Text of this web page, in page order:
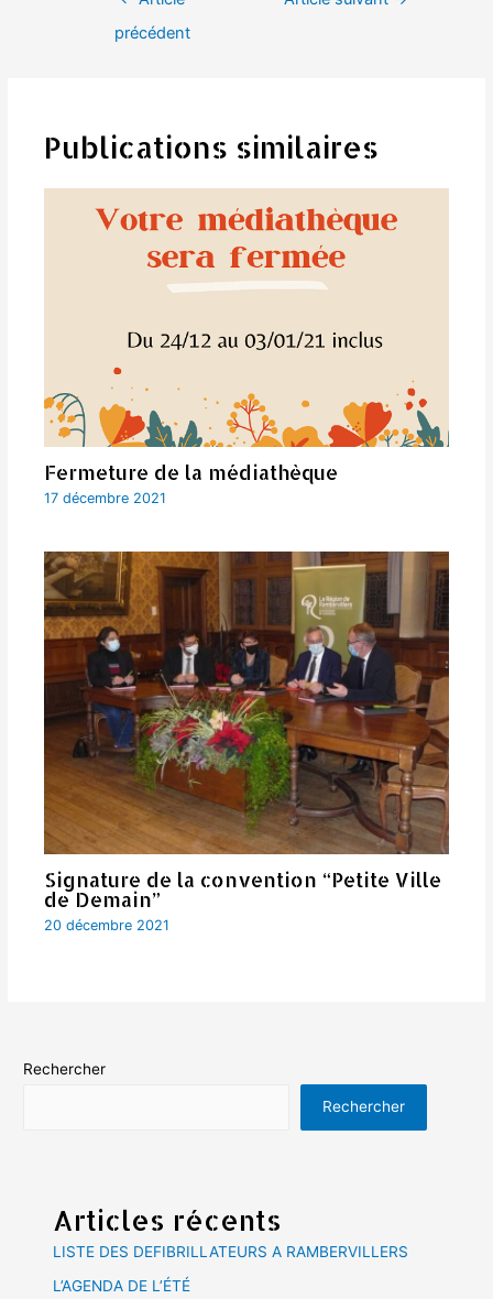
précédent
Publications similaires
Fermeture de la médiathèque
17 décembre 2021
Signature de la convention “Petite Ville
de Demain”
20 décembre 2021
Rechercher
Rechercher
Articles récents
LISTE DES DEFIBRILLATEURS A RAMBERVILLERS
L’AGENDA DE L’ÉTÉ